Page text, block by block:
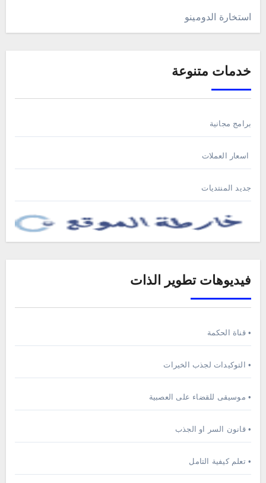
استخارة الدومينو
خدمات متنوعة
برامج مجانية
اسعار العملات
جديد المنتديات
فيديوهات تطوير الذات
• قناة الحكمة
• التوكيدات لجذب الخيرات
• موسيقى للقضاء على العصبية
• قانون السر او الجذب
• تعلم كيفية التامل